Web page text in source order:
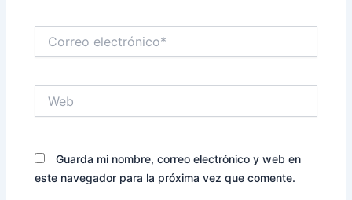
electrónico*
Guarda mi nombre, correo electrónico y web en
este navegador para la próxima vez que comente.